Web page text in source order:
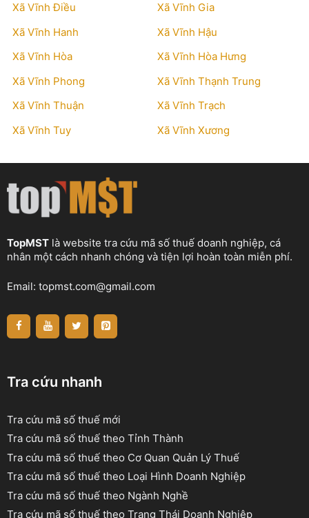
Xã Vĩnh Điều
Xã Vĩnh Gia
Xã Vĩnh Hanh
Xã Vĩnh Hậu
Xã Vĩnh Hòa
Xã Vĩnh Hòa Hưng
Xã Vĩnh Phong
Xã Vĩnh Thạnh Trung
Xã Vĩnh Thuận
Xã Vĩnh Trạch
Xã Vĩnh Tuy
Xã Vĩnh Xương
TopMST là website tra cứu mã số thuế doanh nghiệp, cá
nhân một cách nhanh chóng và tiện lợi hoàn toàn miễn phí.
Email: topmst.com@gmail.com
Tra cứu nhanh
Tra cứu mã số thuế mới
Tra cứu mã số thuế theo Tỉnh Thành
Tra cứu mã số thuế theo Cơ Quan Quản Lý Thuế
Tra cứu mã số thuế theo Loại Hình Doanh Nghiệp
Tra cứu mã số thuế theo Ngành Nghề
Tra cứu mã số thuế theo Trạng Thái Doanh Nghiệp